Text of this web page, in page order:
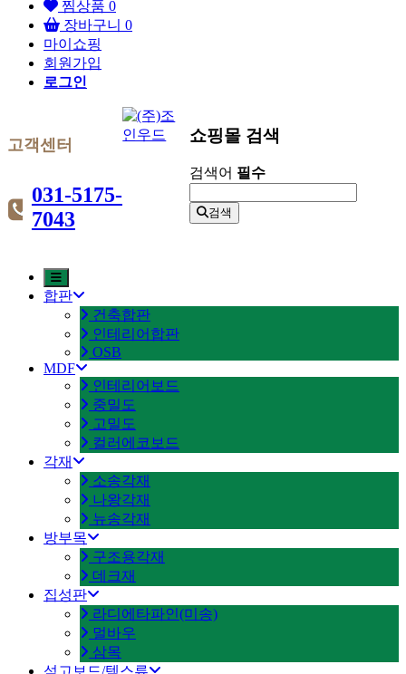
찜상품 0
장바구니 0
마이쇼핑
회원가입
로그인
고객센터
031-5175-
7043
쇼핑몰 검색
검색어 필수
검색
합판
건축합판
인테리어합판
OSB
MDF
인테리어보드
중밀도
고밀도
컬러에코보드
각재
소송각재
나왕각재
뉴송각재
방부목
구조용각재
데크재
집성판
라디에타파인(미송)
멀바우
삼목
석고보드/텍스류